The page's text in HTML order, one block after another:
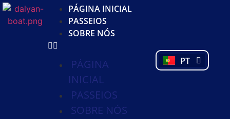
PÁGINA INICIAL
PASSEIOS
SOBRE NÓS
PÁGINA
INICIAL
PASSEIOS
SOBRE NÓS
PT
PL
TR